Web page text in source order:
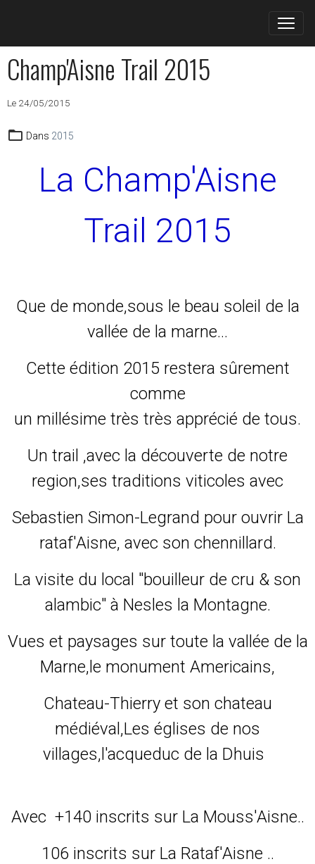
Champ'Aisne Trail 2015
Le 24/05/2015
Dans 2015
La Champ'Aisne
Trail 2015
Que de monde,sous le beau soleil de la
vallée de la marne...
Cette édition 2015 restera sûrement
comme
un millésime très très apprécié de tous.
Un trail ,avec la découverte de notre
region,ses traditions viticoles avec
Sebastien Simon-Legrand pour ouvrir La
rataf'Aisne, avec son chennillard.
La visite du local "bouilleur de cru & son
alambic" à Nesles la Montagne.
Vues et paysages sur toute la vallée de la
Marne,le monument Americains,
Chateau-Thierry et son chateau
médiéval,Les églises de nos
villages,l'acqueduc de la Dhuis
Avec +140 inscrits sur La Mouss'Aisne..
106 inscrits sur La Rataf'Aisne ..